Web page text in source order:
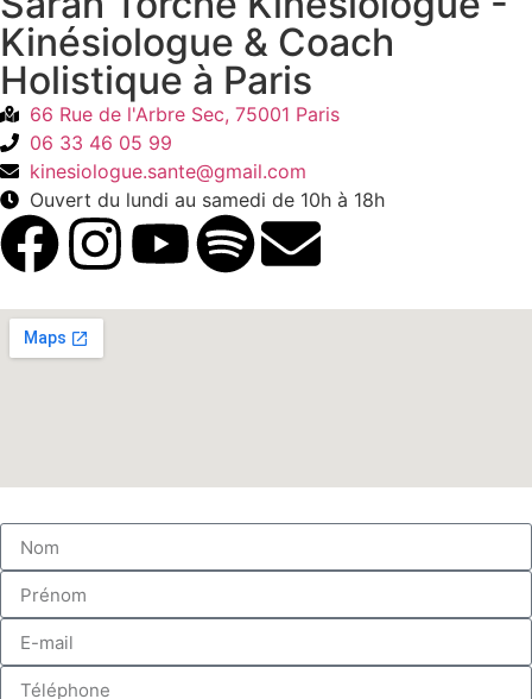
Kinésiologue & Coach
Holistique à Paris
66 Rue de l'Arbre Sec, 75001 Paris
06 33 46 05 99
kinesiologue.sante@gmail.com
Ouvert du lundi au samedi de 10h à 18h